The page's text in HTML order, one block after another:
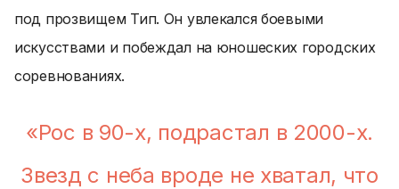
под прозвищем Тип. Он увлекался боевыми
искусствами и побеждал на юношеских городских
соревнованиях.
«Рос в 90-х, подрастал в 2000-х.
Звезд с неба вроде не хватал, что